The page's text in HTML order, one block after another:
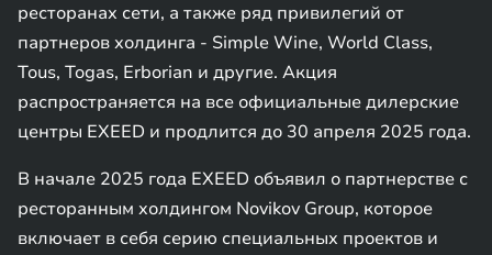
ресторанах сети, а также ряд привилегий от
партнеров холдинга - Simple Wine, World Class,
Tous, Togas, Erborian и другие. Акция
распространяется на все официальные дилерские
центры EXEED и продлится до 30 апреля 2025 года.
В начале 2025 года EXEED объявил о партнерстве с
ресторанным холдингом Novikov Group, которое
включает в себя серию специальных проектов и